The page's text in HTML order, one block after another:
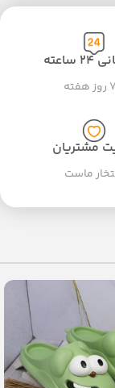
ساعته
مشتریان
ماست